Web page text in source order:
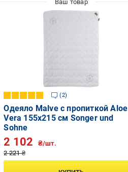
2
Одеяло Malve с пропиткой Aloe
Vera 155x215 см Songer und
Sohne
2 221 ₴
2 102 ₴/шт.